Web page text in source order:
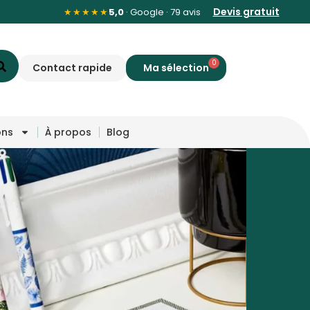
★★★★★5,0· Google · 79 avis Devis gratuit
Contact rapide 0
À propos Blog